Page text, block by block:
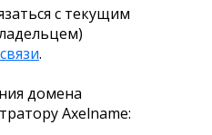
с текущим
.
домена
Axelname: